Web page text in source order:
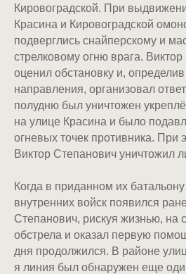
Кировоградской. При
Красина и Кировоградской
подверглись снайперскому и
стрелковому огню врага.
оценил обстановку и,
направления, организовал
полудню был уничтожен
на улице Красина и было
огневых точек противника. При
Виктор Степанович уничтожил
Когда в приданном их
внутренних войск появился
Степанович, рискуя жизнью, на
обстрела и оказал первую
дня продолжился. В районе
я линия был обнаружен еще